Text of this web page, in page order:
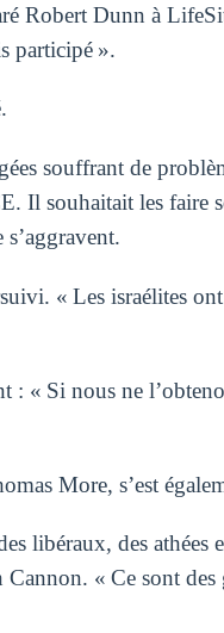
Robert Dunn à
participé ».
souffrant de
Il souhaitait les faire
« Les israélites
: « Si nous ne
More, s’est
libéraux, des athées
« Ce sont des